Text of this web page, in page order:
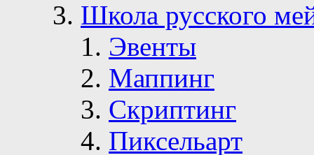
Школа русского
Эвенты
Маппинг
Скриптинг
Пиксельарт